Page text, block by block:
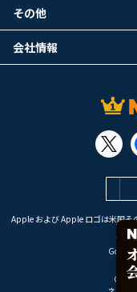
Apple および Apple ロゴは米国そ
Google
その他
会社情報